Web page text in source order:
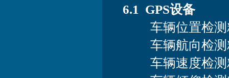
6.1 GPS设备
车辆位置检测
车辆航向检测
车辆速度检测